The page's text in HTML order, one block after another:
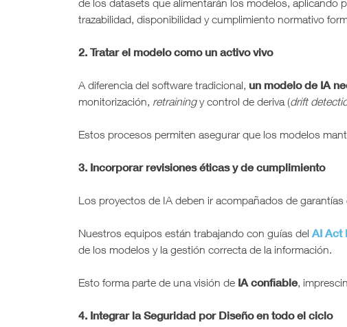
de los datasets que alimentarán los modelos, aplicando
trazabilidad, disponibilidad y cumplimiento normativo
2. Tratar el modelo como un activo vivo
A diferencia del software tradicional, un modelo de IA
monitorización, retrainingy control de deriva (drift
Estos procesos permiten asegurar que los modelos
3. Incorporar revisiones éticas y de cumplimiento
Los proyectos de IA deben ir acompañados de
Nuestros equipos están trabajando con guías del AI Act
de los modelos y la gestión correcta de la información.
Esto forma parte de una visión de IA confiable,
4. Integrar la Seguridad por Diseño en todo el ciclo